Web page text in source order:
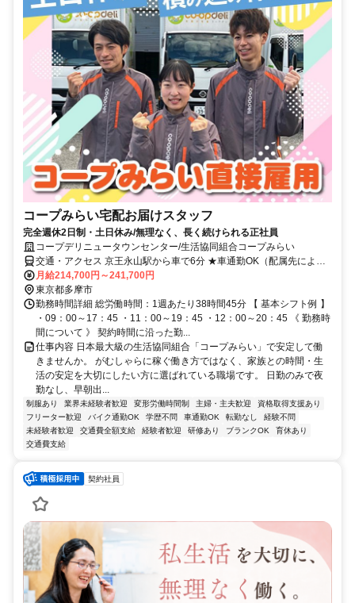
コープみらい宅配お届けスタッフ
完全週休2日制・土日休み/無理なく、長く続けられる正社員
コープデリニュータウンセンター/生活協同組合コープみらい
交通・アクセス 京王永山駅から車で6分 ★車通勤OK（配属先によ
る）※配属先は、入職時期や各センターの人員状況を踏まえ、本人の
希望を考慮した上で、募集場所を含む通勤可能な範囲のセンターから
決定します。
月給214,700円～241,700円
東京都多摩市
勤務時間詳細 総労働時間：1週あたり38時間45分 【 基本シフト例 】
・09：00～17：45 ・11：00～19：45 ・12：00～20：45 《 勤務時
間について 》 契約時間に沿った勤...
仕事内容 日本最大級の生活協同組合「コープみらい」で安定して働
きませんか。 がむしゃらに稼ぐ働き方ではなく、家族との時間・生
活の安定を大切にしたい方に選ばれている職場です。 日勤のみで夜
勤なし、早朝出...
制服あり 業界未経験者歓迎 変形労働時間制 主婦・主夫歓迎
資格取得支援あり
フリーター歓迎
バイク通勤OK 学歴不問 車通勤OK 転勤なし
経験不問
未経験者歓迎
交通費全額支給 経験者歓迎 研修あり ブランクOK
育休あり
交通費支給
契約社員